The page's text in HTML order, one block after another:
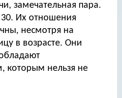
замечательная пара.
Их отношения
несмотря на
в возрасте. Они
которым нельзя не